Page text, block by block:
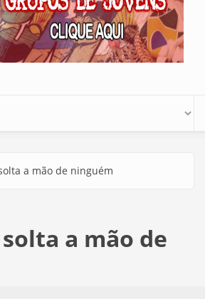
a mão de ninguém
a mão de